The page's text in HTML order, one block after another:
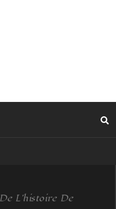
L'histoire De